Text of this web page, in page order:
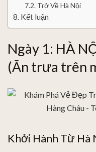
Trở Về Hà Nội
Kết luận
Ngày 1: HÀ
(Ăn trưa trên
Khởi Hành Từ Hà